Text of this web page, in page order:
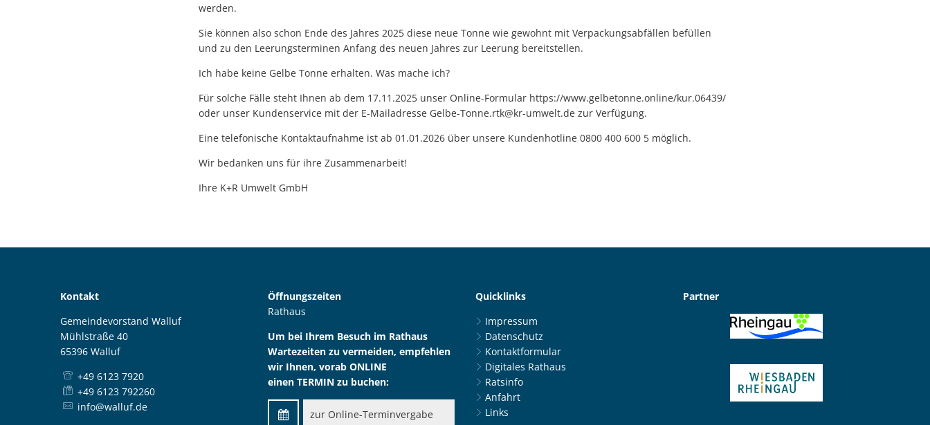
werden.
Sie können also schon Ende des Jahres 2025 diese neue Tonne wie gewohnt mit Verpackungsabfällen befüllen
und zu den Leerungsterminen Anfang des neuen Jahres zur Leerung bereitstellen.
Ich habe keine Gelbe Tonne erhalten. Was mache ich?
Für solche Fälle steht Ihnen ab dem 17.11.2025 unser Online-Formular https://www.gelbetonne.online/kur.06439/
oder unser Kundenservice mit der E-Mailadresse Gelbe-Tonne.rtk@kr-umwelt.de zur Verfügung.
Eine telefonische Kontaktaufnahme ist ab 01.01.2026 über unsere Kundenhotline 0800 400 600 5 möglich.
Wir bedanken uns für ihre Zusammenarbeit!
Ihre K+R Umwelt GmbH
Kontakt
Gemeindevorstand Walluf
Mühlstraße 40
65396 Walluf
+49 6123 7920
+49 6123 792260
info@walluf.de
Öffnungszeiten
Rathaus
Um bei Ihrem Besuch im Rathaus
Wartezeiten zu vermeiden, empfehlen
wir Ihnen, vorab ONLINE
einen TERMIN zu buchen:
zur Online-Terminvergabe
Quicklinks
Impressum
Datenschutz
Kontaktformular
Digitales Rathaus
Ratsinfo
Anfahrt
Links
Partner